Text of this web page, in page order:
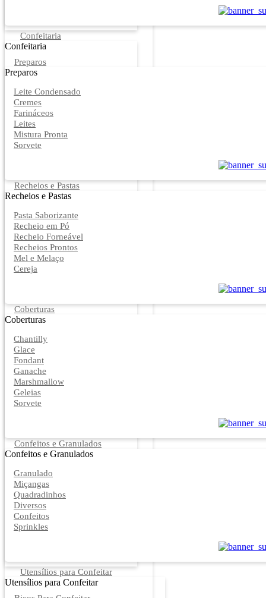
Confeitaria
Confeitaria
Preparos
Preparos
Leite Condensado
Cremes
Farináceos
Leites
Mistura Pronta
Sorvete
Recheios e Pastas
Recheios e Pastas
Pasta Saborizante
Recheio em Pó
Recheio Forneável
Recheios Prontos
Mel e Melaço
Cereja
Coberturas
Coberturas
Chantilly
Glace
Fondant
Ganache
Marshmallow
Geleias
Sorvete
Confeitos e Granulados
Confeitos e Granulados
Granulado
Miçangas
Quadradinhos
Diversos
Confeitos
Sprinkles
Utensílios para Confeitar
Utensílios para Confeitar